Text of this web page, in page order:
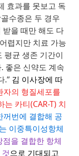
효과를 못보고 독
수종은 두 경우
을 때만 해도 다
렵지만 치료 가능
평균 생존 기간이
좋은 신약도 계속
.” 김 이사장에 따
자의 형질세포를
카티(CAR-T) 치
꺼번에 결합해 공
이중특이성항체
을 결합한 항체
으로 기대되고